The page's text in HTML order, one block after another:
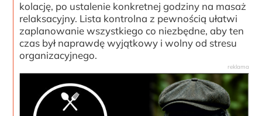
kolację, po ustalenie konkretnej godziny na masaż
relaksacyjny. Lista kontrolna z pewnością ułatwi
zaplanowanie wszystkiego co niezbędne, aby ten
czas był naprawdę wyjątkowy i wolny od stresu
organizacyjnego.